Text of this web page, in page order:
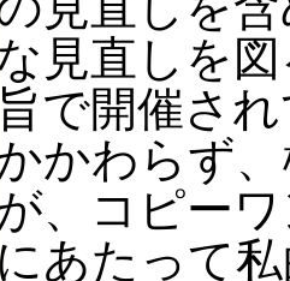
見直しを
旨で開催さ
かわらず
、コピー
にあたって